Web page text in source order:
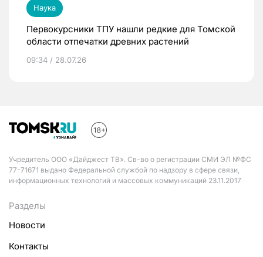
Наука
Первокурсники ТПУ нашли редкие для Томской
области отпечатки древних растений
09:34 / 28.07.26
Учредитель ООО «Дайджест ТВ». Св-во о регистрации СМИ ЭЛ №ФС
77-71671 выдано Федеральной службой по надзору в сфере связи,
информационных технологий и массовых коммуникаций 23.11.2017
Разделы
Новости
Контакты